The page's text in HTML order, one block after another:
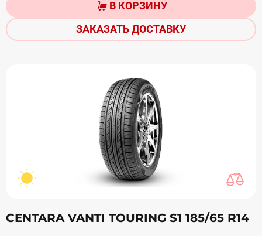
В КОРЗИНУ
ЗАКАЗАТЬ ДОСТАВКУ
CENTARA VANTI TOURING S1 185/65 R14